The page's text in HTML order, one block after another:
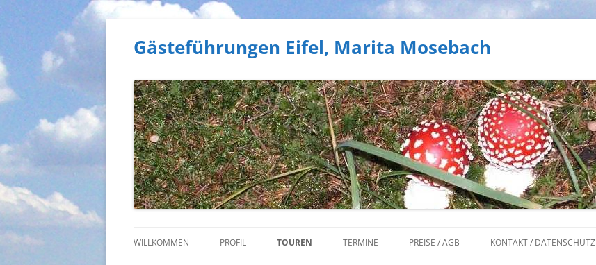
Gästeführungen Eifel, Marita Mosebach
Inhalt
WILLKOMMEN PROFIL TOUREN TERMINE PREISE / AGB KONTAKT / DATENSCHUTZ